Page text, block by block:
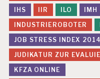
H
U
T
Z
M
A
N
IHS
IIR ILO
INDUSTRIEROBOTER
JOB STRESS INDEX 2014
JUDIKATUR ZUR
KFZA ONLINE